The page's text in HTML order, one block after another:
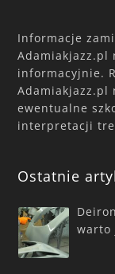
Informacje
Adamiakjazz.pl
informacyjnie.
Adamiakjazz.pl
ewentualne
interpretacji
Ostatnie
warto